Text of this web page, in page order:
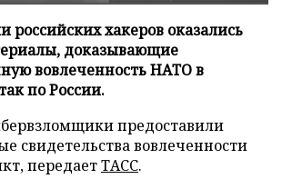
российских хакеров оказались
доказывающие
вовлеченность НАТО в
по России.
предоставили
свидетельства вовлеченности
передаетТАСС.